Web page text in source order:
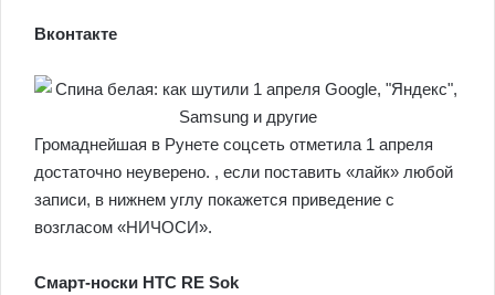
Вконтакте
Громаднейшая в Рунете соцсеть отметила 1 апреля
достаточно неуверено. , если поставить «лайк» любой
записи, в нижнем углу покажется приведение с
возгласом «НИЧОСИ».
Смарт-носки HTC RE Sok